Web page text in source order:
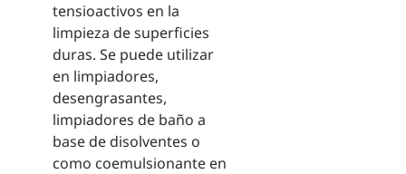
tensioactivos en la
limpieza de superficies
duras. Se puede utilizar
en limpiadores,
desengrasantes,
limpiadores de baño a
base de disolventes o
como coemulsionante en